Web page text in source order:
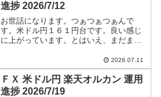
進捗 2026/7/12
お世話になります。つぁつぁつぁんで
す。米ドル円１６１円台です。良い感じ
に上がっています。とはいえ、まだまだ
す。米ドル円ショートエントリー手法と
今後のつぁつぁつぁん戦略は【米ドル
円】に全て書いています。
2026.07.11
ＦＸ 米ドル円 楽天オルカン 運用
進捗 2026/7/19